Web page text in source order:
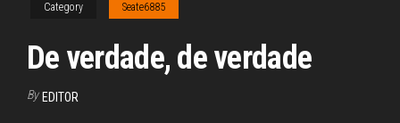
Category Seate6885
De verdade, de verdade
By EDITOR